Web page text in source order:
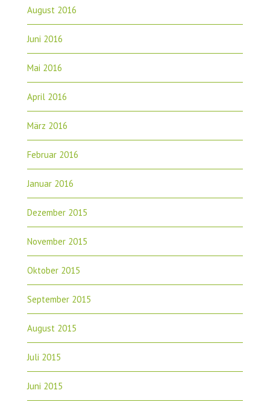
August 2016
Juni 2016
Mai 2016
April 2016
März 2016
Februar 2016
Januar 2016
Dezember 2015
November 2015
Oktober 2015
September 2015
August 2015
Juli 2015
Juni 2015